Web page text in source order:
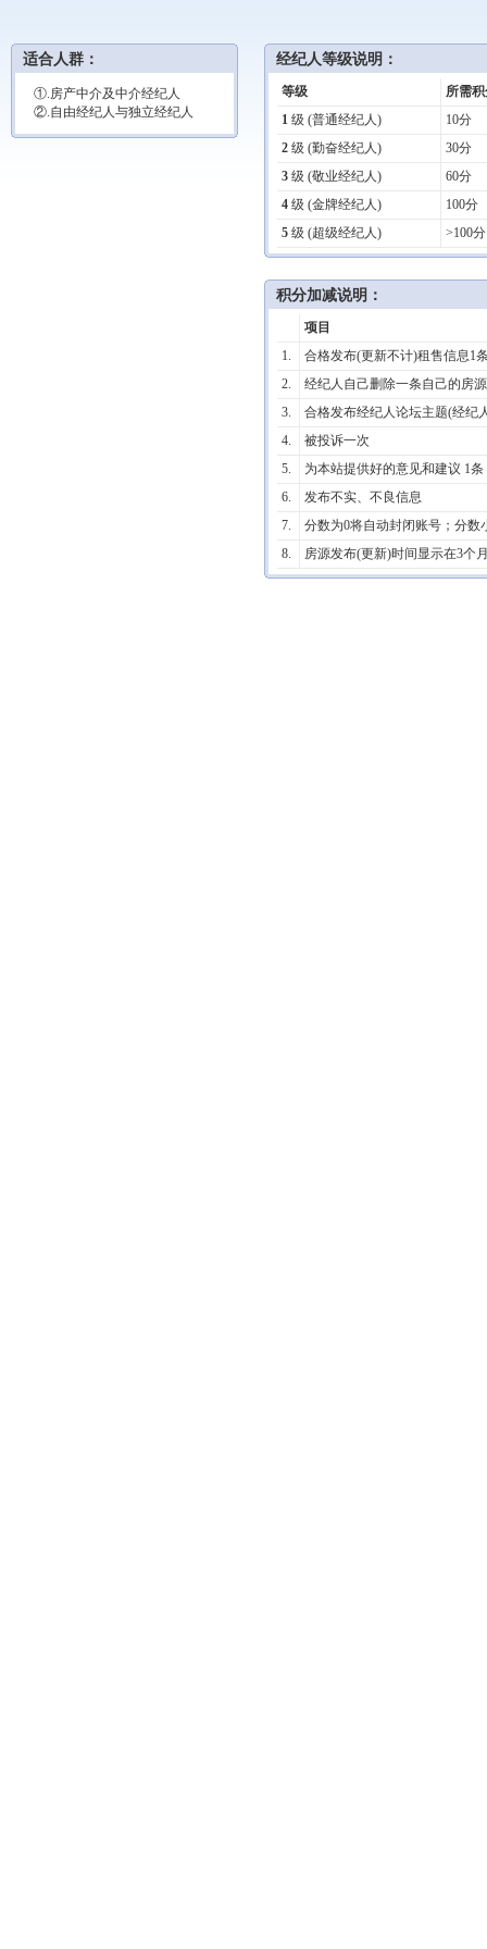
适合人群：
①.房产中介及中介经纪人
②.自由经纪人与独立经纪人
经纪人等级说明：
等级
所需
1 级 (普通经纪人)
10分
2 级 (勤奋经纪人)
30分
3 级 (敬业经纪人)
60分
4 级 (金牌经纪人)
100分
5 级 (超级经纪人) >100分
积分加减说明：
项目
1.
合格发布(更新不计)租售信息1
2.
经纪人自己删除一条自己的房源
3.
合格发布经纪人论坛主题(经纪
4.
被投诉一次
5.
为本站提供好的意见和建议 1条
6.
发布不实、不良信息
7.
分数为0将自动封闭账号；分
8.
房源发布(更新)时间显示在3个